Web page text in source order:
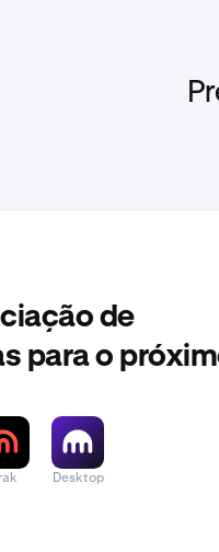
de
para o
Desktop